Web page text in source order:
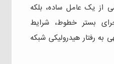
از یک عامل ساده، بلکه
بستر خطوط، شرایط
به رفتار هیدرولیکی شبکه